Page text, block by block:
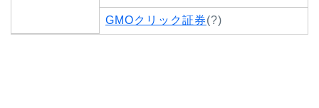
GMOクリック証券(?)